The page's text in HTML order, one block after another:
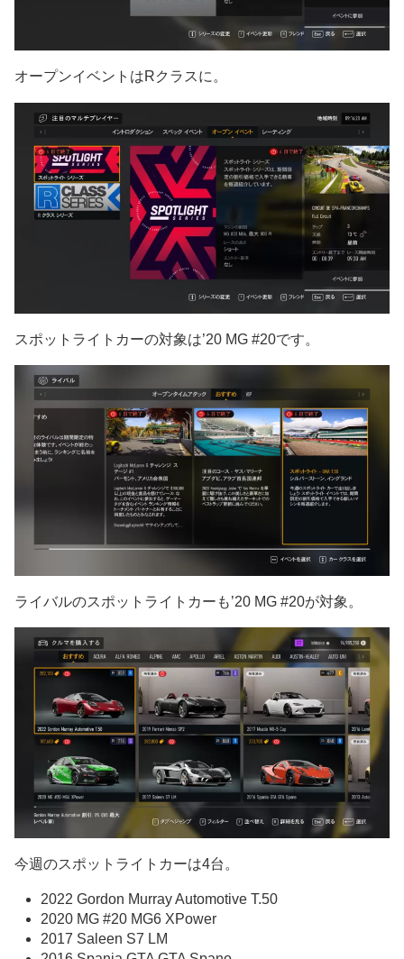
オープンイベントはRクラスに。
スポットライトカーの対象は’20 MG #20です。
ライバルのスポットライトカーも’20 MG #20が対象。
今週のスポットライトカーは4台。
2022 Gordon Murray Automotive T.50
2020 MG #20 MG6 XPower
2017 Saleen S7 LM